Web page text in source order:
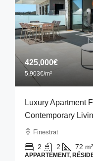
425,000€
5,903€/m²
Luxury Apartment
Contemporary
Finestrat
2 2 72 m²
APPARTEMENT,